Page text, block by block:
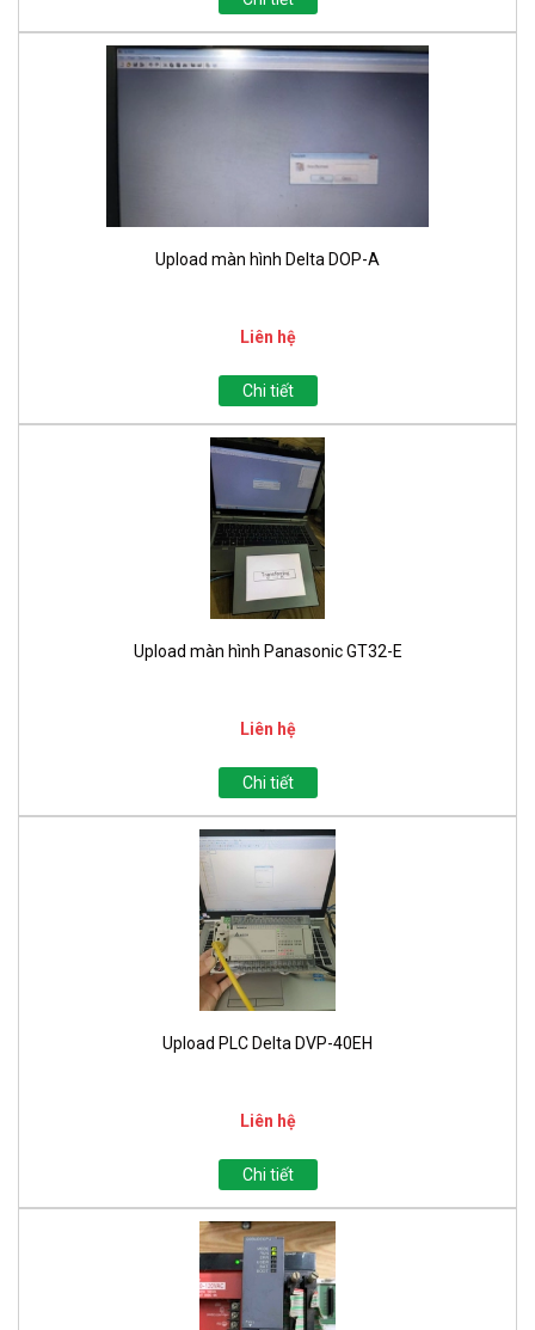
Upload màn hình Delta DOP-A
Liên hệ
Chi tiết
Upload màn hình Panasonic GT32-E
Liên hệ
Chi tiết
Upload PLC Delta DVP-40EH
Liên hệ
Chi tiết